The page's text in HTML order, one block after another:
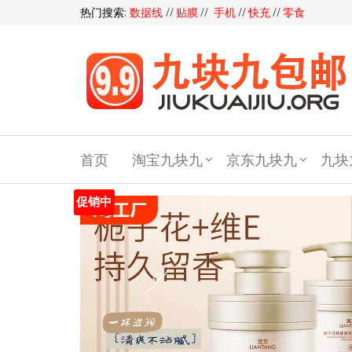
热门搜索: 数据线 // 贴膜// 手机//快充//零食
九包
邮,9
块9包
邮,9.9
元包
邮,九
官网
首页 淘宝九块九 京东九块九 九
促销中